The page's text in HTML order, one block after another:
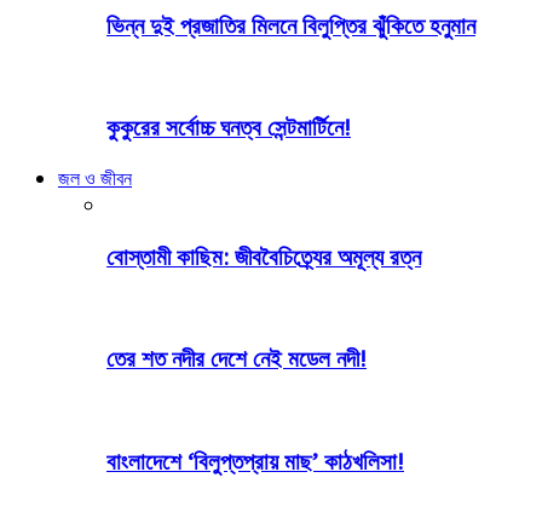
ভিন্ন দুই প্রজাতির মিলনে বিলুপ্তির ঝুঁকিতে হনুমান
কুকুরের সর্বোচ্চ ঘনত্ব সেন্টমার্টিনে!
জল ও জীবন
বোস্তামী কাছিম: জীববৈচিত্র্যের অমূল্য রত্ন
তের শত নদীর দেশে নেই মডেল নদী!
বাংলাদেশে ‘বিলুপ্তপ্রায় মাছ’ কাঠখলিসা!